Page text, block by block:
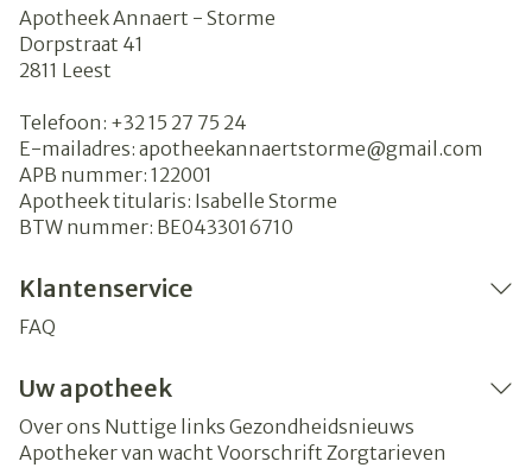
Apotheek Annaert - Storme
Dorpstraat 41
2811 Leest
Telefoon: +32 15 27 75 24
E-mailadres: apotheekannaertstorme@gmail.com
APB nummer: 122001
Apotheek titularis: Isabelle Storme
BTW nummer: BE0433016710
Klantenservice
FAQ
Uw apotheek
Over ons Nuttige links Gezondheidsnieuws
Apotheker van wacht Voorschrift Zorgtarieven